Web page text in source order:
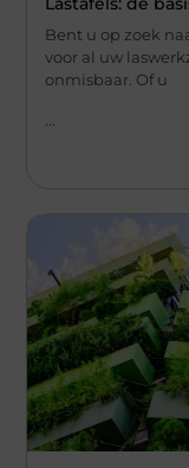
Bent u op zoek
voor al uw
onmisbaar. Of u